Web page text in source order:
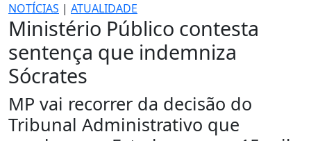
NOTÍCIAS | ATUALIDADE
Ministério Público contesta
sentença que indemniza
Sócrates
MP vai recorrer da decisão do
Tribunal Administrativo que